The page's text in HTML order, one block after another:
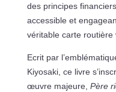
des principes
accessible et
véritable carte routière
Ecrit par
Kiyosaki, ce livre
œuvre majeure, Père